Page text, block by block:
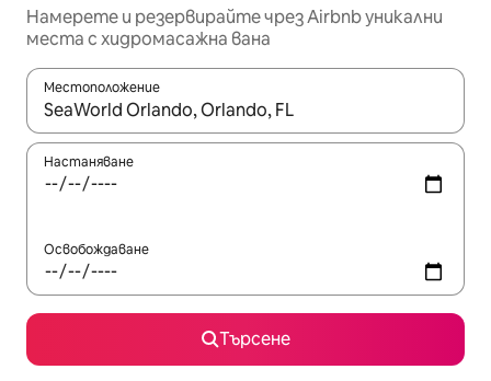
Намерете и резервирайте чрез Airbnb уникални
места с хидромасажна вана
Местоположение
Когато резултатите се покажат, използвайте
Настаняване
Освобождаване
Търсене